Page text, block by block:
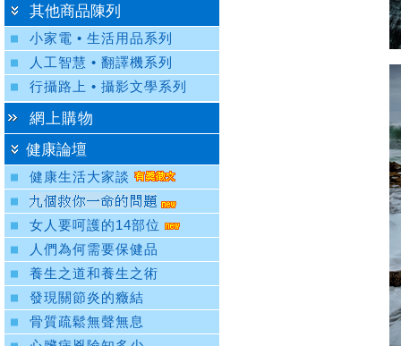
其他商品陳列
小家電 • 生活用品系列
人工智慧 • 翻譯機系列
行攝路上 • 攝影文學系列
網上購物
健康論壇
健康生活大家談
女人要呵護的14部位
人們為何需要保健品
養生之道和養生之術
發現關節炎的癥結
骨質疏鬆無聲無息